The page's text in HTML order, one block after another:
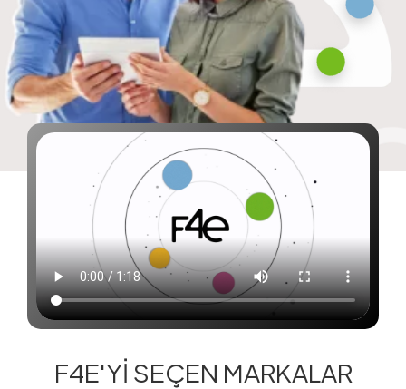
F4E'Yİ SEÇEN MARKALAR